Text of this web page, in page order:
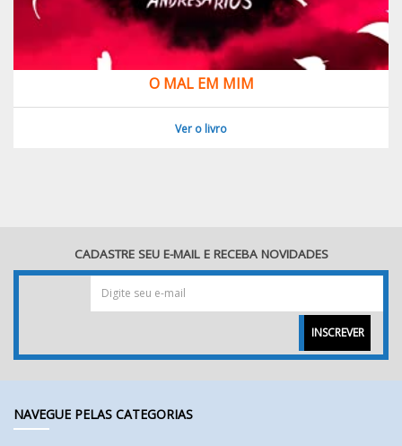
O MAL EM MIM
Ver o livro
CADASTRE SEU E-MAIL E RECEBA NOVIDADES
INSCREVER
NAVEGUE PELAS CATEGORIAS